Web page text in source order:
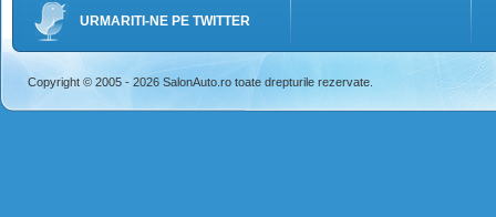
URMARITI-NE PE TWITTER
Copyright © 2005 - 2026 SalonAuto.ro toate drepturile rezervate.